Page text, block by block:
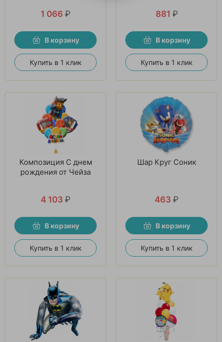
1 066 ₽
В корзину
Купить в 1 клик
881 ₽
В корзину
Купить в 1 клик
Композиция С днем
рождения от Чейза
4 103 ₽
В корзину
Купить в 1 клик
Шар Круг Соник
463 ₽
В корзину
Купить в 1 клик